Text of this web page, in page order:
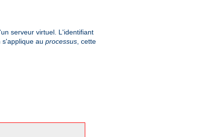
serveur virtuel. L'identifiant
s'applique au processus , cette